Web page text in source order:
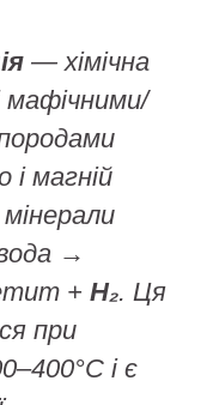
— хімічна
мафічними/
і магній
вода →
+H₂. Ця
при
і є